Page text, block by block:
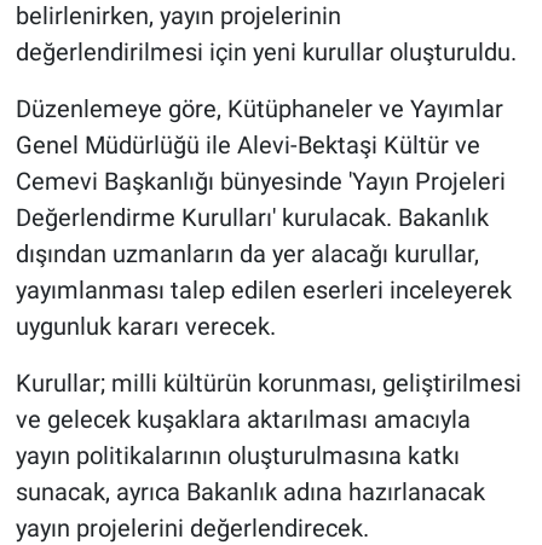
belirlenirken, yayın projelerinin
değerlendirilmesi için yeni kurullar oluşturuldu.
Düzenlemeye göre, Kütüphaneler ve Yayımlar
Genel Müdürlüğü ile Alevi-Bektaşi Kültür ve
Cemevi Başkanlığı bünyesinde 'Yayın Projeleri
Değerlendirme Kurulları' kurulacak. Bakanlık
dışından uzmanların da yer alacağı kurullar,
yayımlanması talep edilen eserleri inceleyerek
uygunluk kararı verecek.
Kurullar; milli kültürün korunması, geliştirilmesi
ve gelecek kuşaklara aktarılması amacıyla
yayın politikalarının oluşturulmasına katkı
sunacak, ayrıca Bakanlık adına hazırlanacak
yayın projelerini değerlendirecek.
HABERDE İNSAN
EĞİTİM
BİLİM VE TEKNOLOJİ
Güvenlik
Bölge